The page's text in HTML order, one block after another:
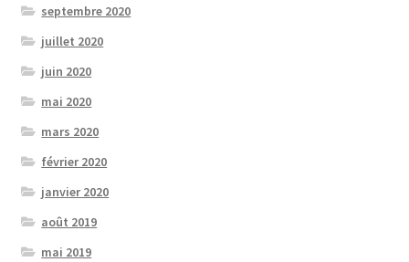
septembre 2020
juillet 2020
juin 2020
mai 2020
mars 2020
février 2020
janvier 2020
août 2019
mai 2019